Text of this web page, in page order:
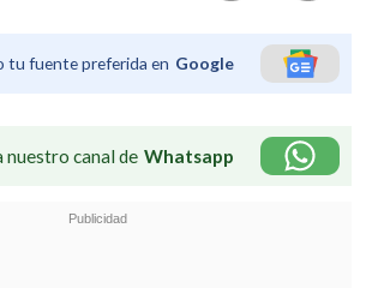
tu fuente preferida en Google
nuestro canal de Whatsapp